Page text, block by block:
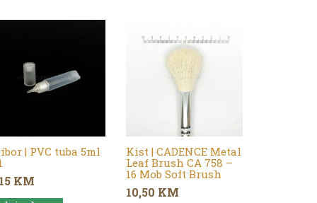
| PVC tuba 5ml
KM
Kist | CADENCE Metal
Leaf Brush CA 758 –
16 Mob Soft Brush
10,50 KM